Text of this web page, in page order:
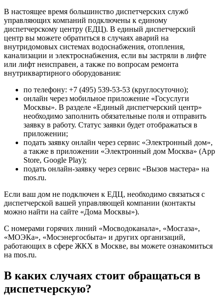
В настоящее время большинство диспетчерских служб
управляющих компаний подключены к единому
диспетчерскому центру (ЕДЦ). В единый диспетчерский
центр вы можете обратиться в случаях аварий на
внутридомовых системах водоснабжения, отопления,
канализации и электроснабжения, если вы застряли в лифте
или лифт неисправен, а также по вопросам ремонта
внутриквартирного оборудования:
по телефону: +7 (495) 539-53-53 (круглосуточно);
онлайн через мобильное приложение «Госуслуги
Москвы». В разделе «Единый диспетчерский центр»
необходимо заполнить обязательные поля и отправить
заявку в работу. Статус заявки будет отображаться в
приложении;
подать заявку онлайн через сервис «Электронный дом»,
а также в приложении «Электронный дом Москва» (App
Store, Google Play);
подать онлайн-заявку через сервис «Вызов мастера» на
mos.ru.
Если ваш дом не подключен к ЕДЦ, необходимо связаться с
диспетчерской вашей управляющей компании (контакты
можно найти на сайте «Дома Москвы»).
С номерами горячих линий «Мосводоканала», «Мосгаза»,
«МОЭКа», «Мосэнергосбыта» и других организаций,
работающих в сфере ЖКХ в Москве, вы можете ознакомиться
на mos.ru.
В каких случаях стоит обращаться в
диспетчерскую?